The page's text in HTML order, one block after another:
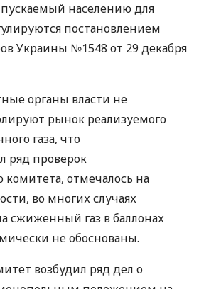
населению для
постановлением
Украины №1548 от 29 декабря
органы власти не
рынок реализуемого
газа, что
ряд проверок
отмечалось на
во многих случаях
сжиженный газ в баллонах
не обоснованы.
возбудил ряд дел о